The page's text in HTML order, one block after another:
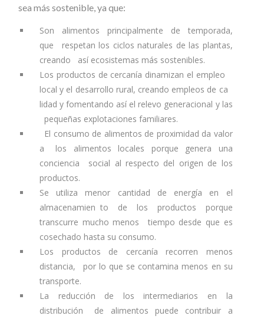
sea más sostenible, ya que:
Son alimentos principalmente de temporada,
que respetan los ciclos naturales de las plantas,
creando así ecosistemas más sostenibles.
Los productos de cercanía dinamizan el empleo
local y el desarrollo rural, creando empleos de ca
lidad y fomentando así el relevo generacional y las
pequeñas explotaciones familiares.
El consumo de alimentos de proximidad da valor
a los alimentos locales porque genera una
conciencia social al respecto del origen de los
productos.
Se utiliza menor cantidad de energía en el
almacenamien to de los productos porque
transcurre mucho menos tiempo desde que es
cosechado hasta su consumo.
Los productos de cercanía recorren menos
distancia, por lo que se contamina menos en su
transporte.
La reducción de los intermediarios en la
distribución de alimentos puede contribuir a